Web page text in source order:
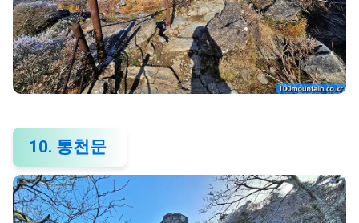
10. 통천문